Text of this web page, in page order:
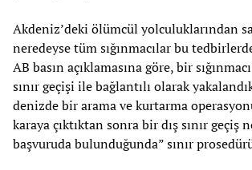
Akdeniz’deki ölümcül yolculuklarından
neredeyse tüm sığınmacılar bu
AB basın açıklamasına göre, bir
sınır geçişi ile bağlantılı olarak
denizde bir arama ve kurtarma
karaya çıktıktan sonra bir dış sınır geçiş
başvuruda bulunduğunda” sınır